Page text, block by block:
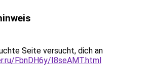
Seite versucht, dich an
FbnDH6y/I8seAMT.html